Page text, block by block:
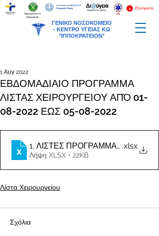
ΓΕΝΙΚΟ ΝΟΣΟΚΟΜΕΙΟ
- ΚΕΝΤΡΟ ΥΓΕΙΑΣ ΚΩ
"ΙΠΠΟΚΡΑΤΕΙΟΝ"
Επείγοντα
Εφημερεύοντα
Φαρμακεία
ΕΒΔΟΜΑΔΙΑΙΟ ΠΡΟΓΡΑΜΜΑ
ΛΙΣΤΑΣ ΧΕΙΡΟΥΡΓΕΙΟΥ ΑΠΌ 01-
08-2022 ΕΩΣ 05-08-2022
1 Αυγ 2022
.xlsx
Λήψη XLSX • 22KB
Λίστα Χειρουργείου
Σχόλια